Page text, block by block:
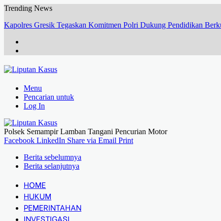
Trending News
Sinergi Polisi dan Petani, Polres Pelabuhan Tanjung Perak Panen
Menu
Pencarian untuk
Log In
Polsek Semampir Lamban Tangani Pencurian Motor
Facebook LinkedIn Share via Email Print
Berita sebelumnya
Berita selanjutnya
HOME
HUKUM
PEMERINTAHAN
INVESTIGASI